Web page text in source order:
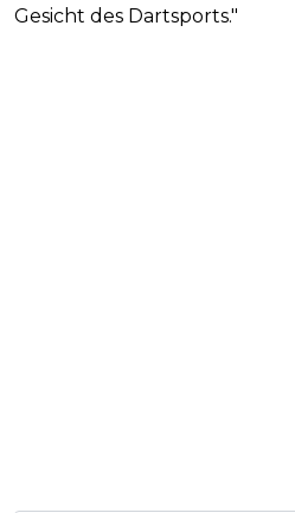
Gesicht des Dartsports."